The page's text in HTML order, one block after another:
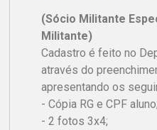
(Sócio Militante
Militante)
Cadastro é feito no
através do
apresentando os
- Cópia RG e CPF aluno;
- 2 fotos 3x4;